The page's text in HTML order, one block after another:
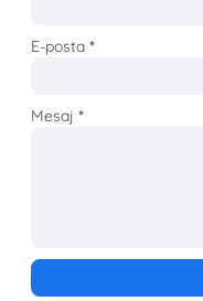
E-posta*
Mesaj*